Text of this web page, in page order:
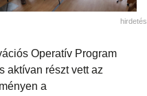
hirdetés
Operatív Program
aktívan részt vett az
a